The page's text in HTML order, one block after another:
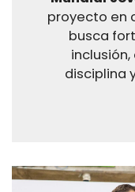
proyecto en
busca
disciplina